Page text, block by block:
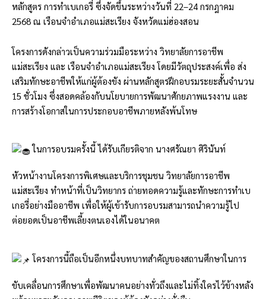
หลักสูตร การทำเบเกอรี่ ซึ่งจัดขึ้นระหว่างวันที่ 22–24 กรกฎาคม
2568 ณ เรือนจำอำเภอแม่สะเรียง จังหวัดแม่ฮ่องสอน
โครงการดังกล่าวเป็นความร่วมมือระหว่าง วิทยาลัยการอาชีพ
แม่สะเรียง และ เรือนจำอำเภอแม่สะเรียง โดยมีวัตถุประสงค์เพื่อ ส่ง
เสริมทักษะอาชีพให้แก่ผู้ต้องขัง ผ่านหลักสูตรฝึกอบรมระยะสั้นจำนวน
15 ชั่วโมง ซึ่งสอดคล้องกับนโยบายการพัฒนาศักยภาพแรงงาน และ
การสร้างโอกาสในการประกอบอาชีพภายหลังพ้นโทษ
ในการอบรมครั้งนี้ ได้รับเกียรติจาก นางศรัณยา ศิรินันท์
หัวหน้างานโครงการพิเศษและบริการชุมชน วิทยาลัยการอาชีพ
แม่สะเรียง ทำหน้าที่เป็นวิทยากร ถ่ายทอดความรู้และทักษะการทำเบ
เกอรี่อย่างมืออาชีพ เพื่อให้ผู้เข้ารับการอบรมสามารถนำความรู้ไป
ต่อยอดเป็นอาชีพเลี้ยงตนเองได้ในอนาคต
โครงการนี้ถือเป็นอีกหนึ่งบทบาทสำคัญของสถานศึกษาในการ
ขับเคลื่อนการศึกษาเพื่อพัฒนาคนอย่างทั่วถึงและไม่ทิ้งใครไว้ข้างหลัง